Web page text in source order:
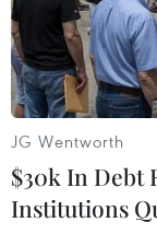
JG Wentworth
$30k In Debt
Institutions